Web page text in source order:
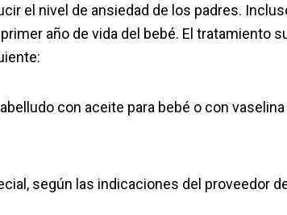
el nivel de ansiedad de los padres.
año de vida del bebé. El tratamiento
con aceite para bebé o con
según las indicaciones del proveedor